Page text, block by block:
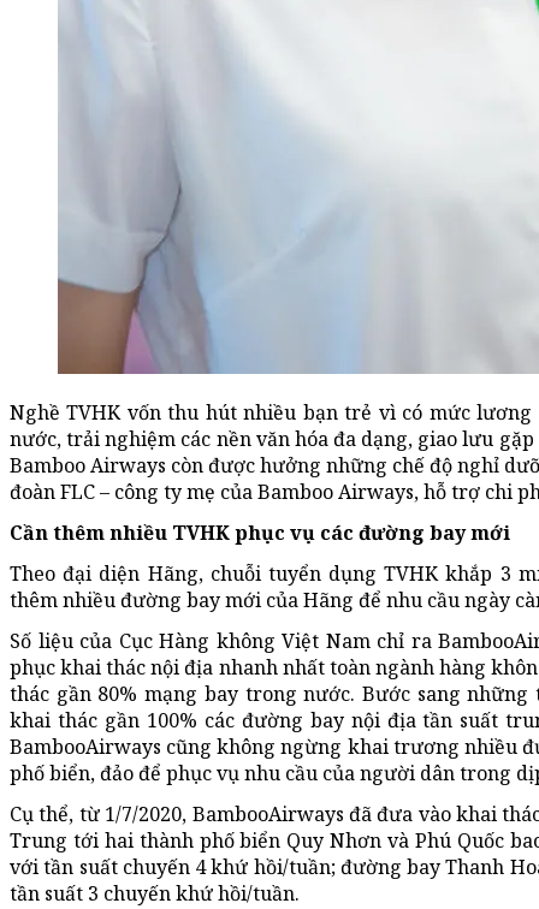
Nghề TVHK vốn thu hút nhiều bạn trẻ vì có mức
nước, trải nghiệm các nền văn hóa đa dạng, giao lưu
Bamboo Airways còn được hưởng những chế độ nghỉ
đoàn FLC – công ty mẹ của Bamboo Airways, hỗ trợ chi
Cần thêm nhiều TVHK phục vụ các đường bay mới
Theo đại diện Hãng, chuỗi tuyển dụng TVHK khắp 3
thêm nhiều đường bay mới của Hãng để nhu cầu ngày
Số liệu của Cục Hàng không Việt Nam chỉ ra
phục khai thác nội địa nhanh nhất toàn ngành hàng
thác gần 80% mạng bay trong nước. Bước sang
khai thác gần 100% các đường bay nội địa tần suất
BambooAirways cũng không ngừng khai trương nhiều
phố biển, đảo để phục vụ nhu cầu của người dân trong
Cụ thể, từ 1/7/2020, BambooAirways đã đưa vào khai
Trung tới hai thành phố biển Quy Nhơn và Phú Quốc
với tần suất chuyến 4 khứ hồi/tuần; đường bay Thanh
tần suất 3 chuyến khứ hồi/tuần.